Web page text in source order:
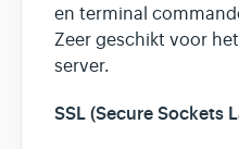
en terminal
Zeer geschikt voor
server.
SSL (Secure Sockets